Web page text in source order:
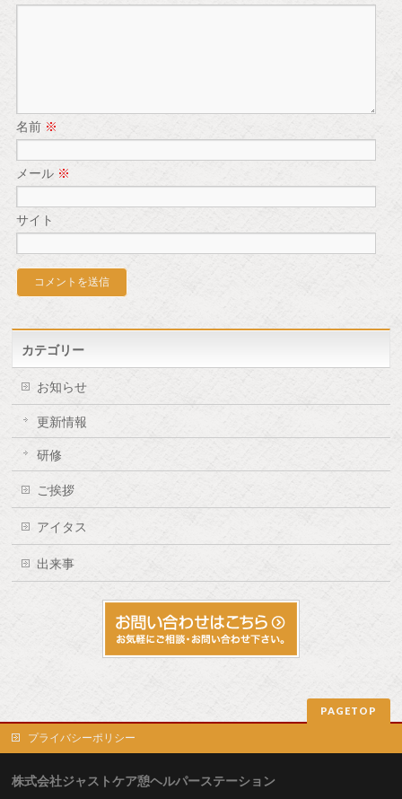
名前 ※
メール ※
サイト
カテゴリー
お知らせ
更新情報
研修
ご挨拶
アイタス
出来事
PAGETOP
プライバシーポリシー
株式会社ジャストケア憩ヘルパーステーション